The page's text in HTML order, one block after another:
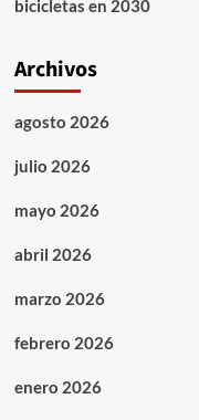
bicicletas en 2030
Archivos
agosto 2026
julio 2026
mayo 2026
abril 2026
marzo 2026
febrero 2026
enero 2026